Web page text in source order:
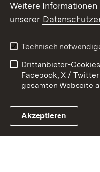
Link zum Landesportal
Kontakt
Barrierefreiheit
Impressum
Weitere
unserer
Technisch
Drittanbieter-
Facebook, X /
gesamten Webseite
Akzeptieren